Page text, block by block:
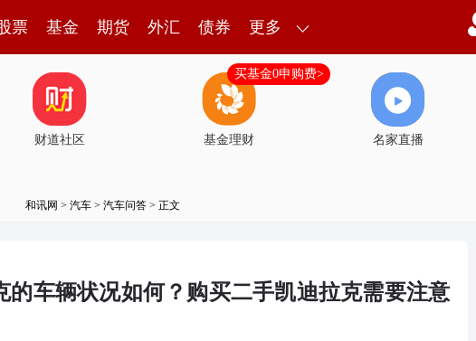
票 基金 期货 外汇 债券 更多
财道社区 基金理财
买基金0申购费>
名家直播
和讯网 > 汽车 > 汽车问答 > 正文
的车辆状况如何？购买二手凯迪拉克需要注意